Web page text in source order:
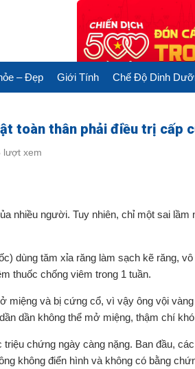
– Đẹp Giới Tính Chế Độ Dinh
toàn thân phải điều trị cấp
lượt xem
nhiều người. Tuy nhiên, chỉ một sai
dùng tăm xỉa răng làm sạch kẽ răng,
thuốc chống viêm trong 1 tuần.
miệng và bị cứng cổ, vì vậy ông vội
dần không thể mở miệng, thậm chí
chứng ngày càng nặng. Ban đầu,
không điển hình và không có bằng